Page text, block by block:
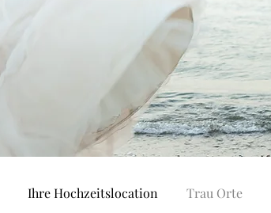
Ihre Hochzeitslocation Trau Orte